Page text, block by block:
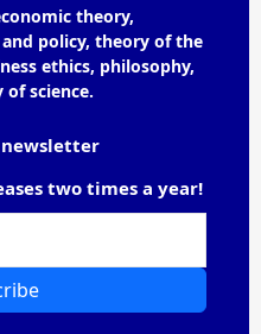
theory,
policy, theory of the
ethics, philosophy,
of science.
two times a year!